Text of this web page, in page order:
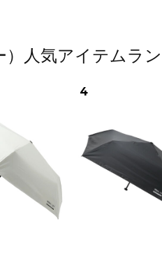
人気アイテムラ
4